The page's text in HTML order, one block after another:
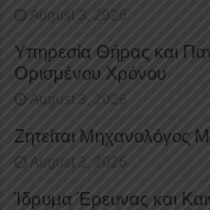
August 3, 2026
Υπηρεσία Θήρας και
Oρισμένου Xρόνου
August 3, 2026
Ζητείται Μηχανολόγος
August 3, 2026
Ίδρυμα Έρευνας και